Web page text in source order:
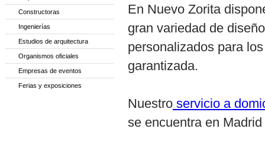
Constructoras
Ingenierías
Estudios de arquitectura
Organismos oficiales
Empresas de eventos
Ferias y exposiciones
En Nuevo Zorita
gran variedad de
personalizados para
garantizada.
Nuestro servicio a
se encuentra en